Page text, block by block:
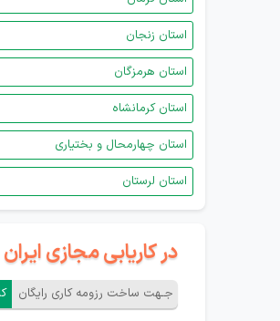
استان زنجان
استان هرمزگان
استان کرمانشاه
استان چهارمحال و بختیاری
استان لرستان
در کاریابی مجازی
جـهت ساخت رزومه کاری رایگان